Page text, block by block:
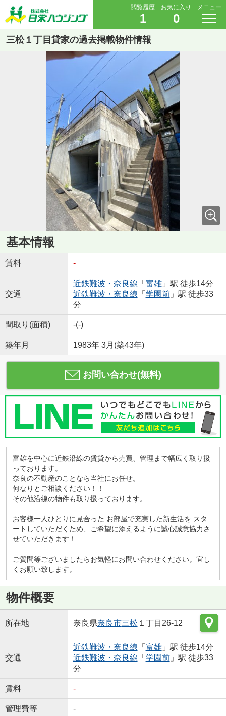
閲覧履歴
1
お気に入り
0
メニュー
三松１丁目貸家の過去掲載物件情報
基本情報
賃料 -
交通
近鉄難波・奈良線 「 富雄」駅 徒歩14分
近鉄難波・奈良線 「 学園前」駅 徒歩33
分
間取り(面積) -(-)
築年月 1983年 3月(築43年)
お問い合わせ(無料)
富雄を中心に近鉄沿線の賃貸から売買、管理まで幅広く取り扱
っております。
奈良の不動産のことなら当社にお任せ。
何なりとご相談ください！！
その他沿線の物件も取り扱っております。
お客様一人ひとりに見合った お部屋で充実した新生活を スタ
ートしていただくため、ご希望に添えるように誠心誠意協力さ
せていただきます！
ご質問等ございましたらお気軽にお問い合わせください。宜し
くお願い致します。
物件概要
所在地 奈良県奈良市三松１丁目26-12
交通
近鉄難波・奈良線 「 富雄」駅 徒歩14分
近鉄難波・奈良線 「 学園前」駅 徒歩33
分
賃料 -
管理費等 -